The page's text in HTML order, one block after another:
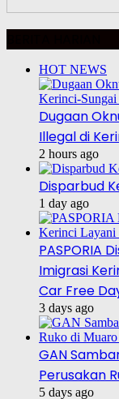
HOT NEWS
Dugaan
Illegal di
2 hours ago
Disparbud
1 day ago
PASPORIA
Imigrasi
Car Free
3 days ago
GAN
Perusakan
5 days ago